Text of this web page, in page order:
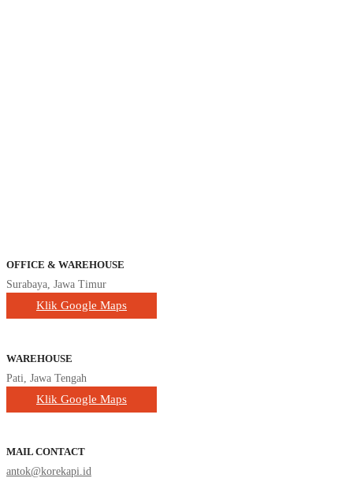
OFFICE & WAREHOUSE
Surabaya, Jawa Timur
Klik Google Maps
WAREHOUSE
Pati, Jawa Tengah
Klik Google Maps
MAIL CONTACT
antok@korekapi.id